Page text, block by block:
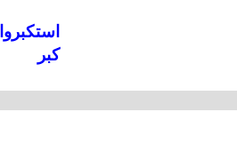
استكبروا
كبر